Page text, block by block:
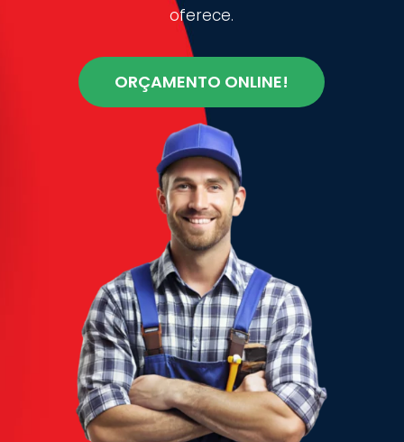
oferece.
ORÇAMENTO ONLINE!